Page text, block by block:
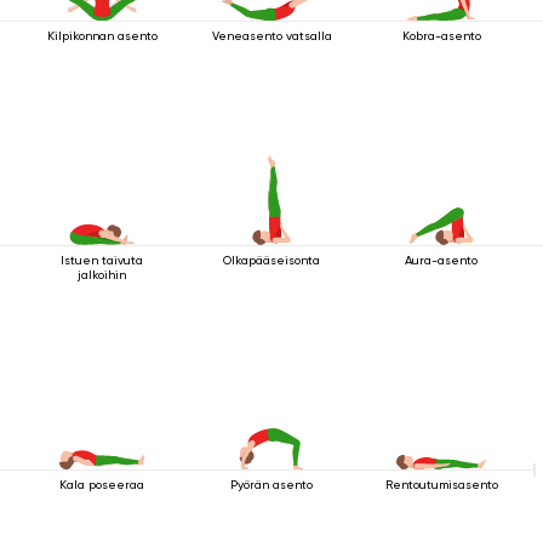
Kilpikonnan asento Veneasento vatsalla Kobra-asento
Istuen taivuta
jalkoihin
Olkapääseisonta Aura-asento
Kala poseeraa Pyörän asento Rentoutumisasento